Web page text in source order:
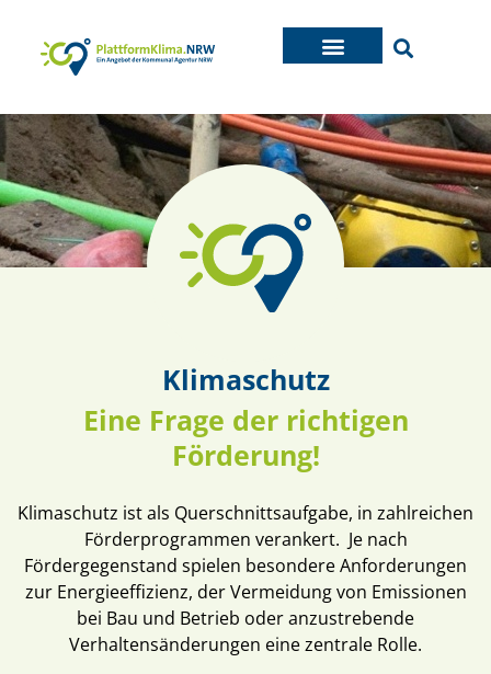
Klimaschutz
Eine Frage der richtigen
Förderung!
Klimaschutz ist als Querschnittsaufgabe, in zahlreichen
Förderprogrammen verankert. Je nach
Fördergegenstand spielen besondere Anforderungen
zur Energieeffizienz, der Vermeidung von Emissionen
bei Bau und Betrieb oder anzustrebende
Verhaltensänderungen eine zentrale Rolle.